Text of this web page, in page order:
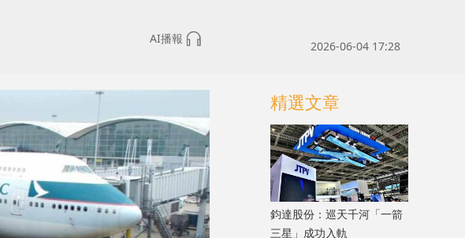
AI播報
2026-06-04 17:28
精選文章
鈞達股份：巡天千河「一箭
三星」成功入軌